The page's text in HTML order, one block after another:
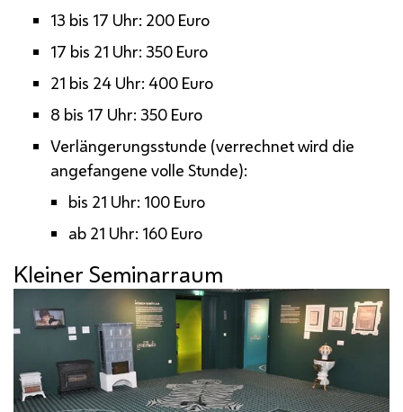
13 bis 17 Uhr: 200 Euro
17 bis 21 Uhr: 350 Euro
21 bis 24 Uhr: 400 Euro
8 bis 17 Uhr: 350 Euro
Verlängerungsstunde (verrechnet wird die
angefangene volle Stunde):
bis 21 Uhr: 100 Euro
ab 21 Uhr: 160 Euro
Kleiner Seminarraum